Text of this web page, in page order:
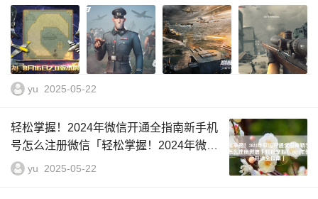
荐」
yu 2025-05-22
轻松掌握！2024年微信开通全指南新手机
号怎么注册微信「轻松掌握！2024年微信
开通全指南」
yu 2025-05-22